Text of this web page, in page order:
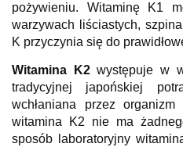
pożywieniu. Witaminę K1
warzywach liściastych,
K przyczynia się do
Witamina K2występuje w
tradycyjnej japońskiej
wchłaniana przez
witamina K2 nie ma
sposób laboratoryjny